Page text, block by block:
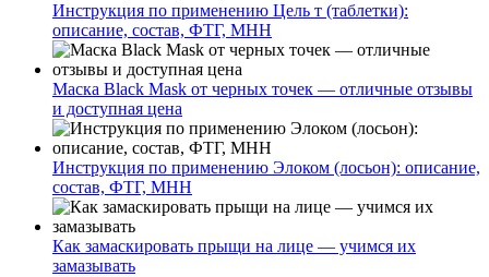
Инструкция по применению Цель т (таблетки):
описание, состав, ФТГ, МНН
Маска Black Mask от черных точек — отличные отзывы
и доступная цена
Инструкция по применению Элоком (лосьон): описание,
состав, ФТГ, МНН
Как замаскировать прыщи на лице — учимся их
замазывать